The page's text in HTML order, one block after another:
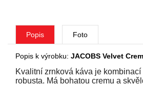
Popis Foto
Popis k výrobku: JACOBS Velvet
Kvalitní zrnková káva je kombinací
robusta. Má bohatou cremu a